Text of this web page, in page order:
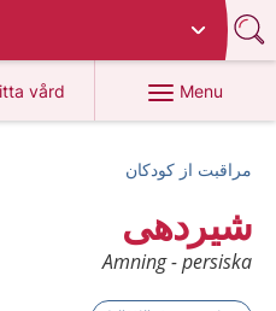
vård
at 1177.se
Menu
مراقبت از کودکان
شیردهی
Amning - persiska